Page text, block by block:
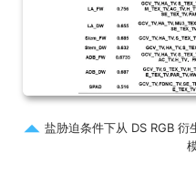
盐胁迫条件下从 DS RGB